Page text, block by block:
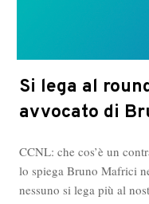
Si lega al
avvocato di
CCNL: che cos’è un
lo spiega Bruno Mafrici
nessuno si lega più al